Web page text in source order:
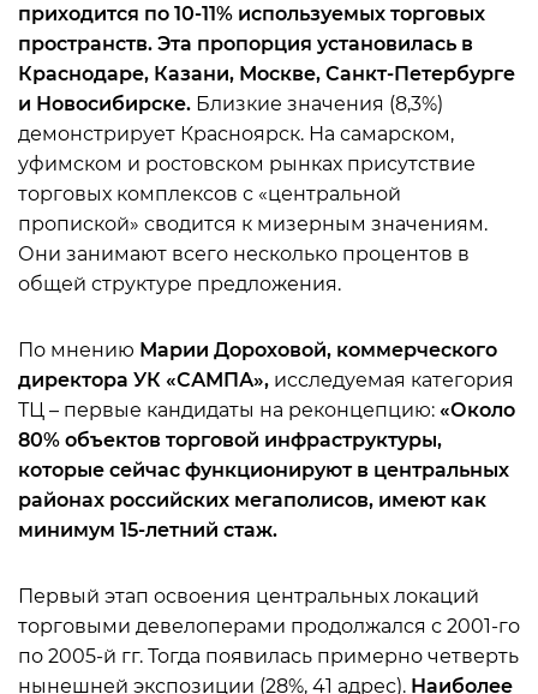
приходится по 10-11% используемых торговых
пространств. Эта пропорция установилась в
Краснодаре, Казани, Москве, Санкт-Петербурге
и Новосибирске. Близкие значения (8,3%)
демонстрирует Красноярск. На самарском,
уфимском и ростовском рынках присутствие
торговых комплексов с «центральной
пропиской» сводится к мизерным значениям.
Они занимают всего несколько процентов в
общей структуре предложения.
По мнению Марии Дороховой, коммерческого
директора УК «САМПА», исследуемая категория
ТЦ – первые кандидаты на реконцепцию: «Около
80% объектов торговой инфраструктуры,
которые сейчас функционируют в центральных
районах российских мегаполисов, имеют как
минимум 15-летний стаж.
Первый этап освоения центральных локаций
торговыми девелоперами продолжался с 2001-го
по 2005-й гг. Тогда появилась примерно четверть
нынешней экспозиции (28%, 41 адрес). Наиболее